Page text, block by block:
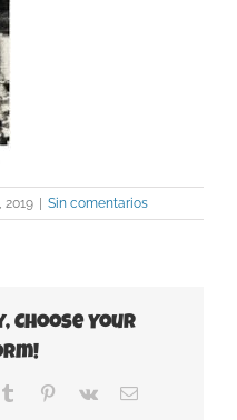
2019 | Sin comentarios
Choose Your
Tumblr Pinterest
Vk
Correo